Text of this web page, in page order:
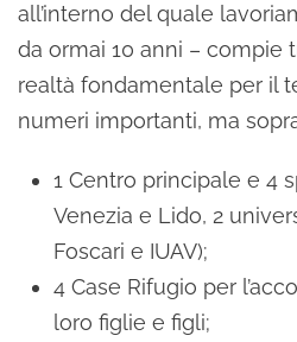
all’interno del quale
da ormai 10 anni – compie
realtà fondamentale per il
numeri importanti, ma
1 Centro principale e 4
Venezia e Lido, 2
Foscari e IUAV);
4 Case Rifugio per
loro figlie e figli;